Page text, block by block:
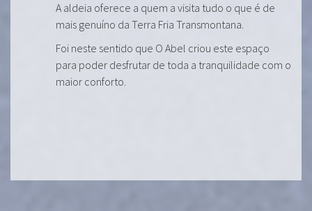
A aldeia oferece a quem a visita tudo o que é de
mais genuíno da Terra Fria Transmontana.
Foi neste sentido que O Abel criou este espaço
para poder desfrutar de toda a tranquilidade com o
maior conforto.